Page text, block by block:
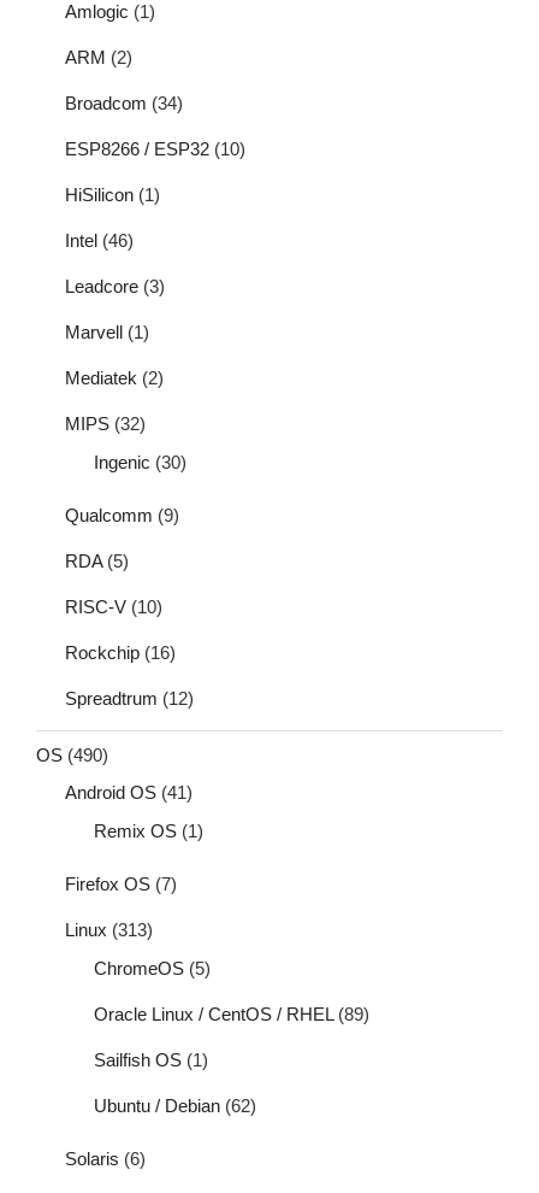
Amlogic (1)
ARM (2)
Broadcom (34)
ESP8266 / ESP32 (10)
HiSilicon (1)
Intel (46)
Leadcore (3)
Marvell (1)
Mediatek (2)
MIPS (32)
Ingenic (30)
Qualcomm (9)
RDA(5)
RISC-V (10)
Rockchip (16)
Spreadtrum (12)
OS (490)
Android OS (41)
Remix OS (1)
Firefox OS (7)
Linux (313)
ChromeOS (5)
Oracle Linux / CentOS / RHEL(89)
Sailfish OS (1)
Ubuntu / Debian (62)
Solaris (6)